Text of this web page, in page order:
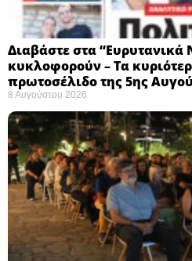
Διαβάστε στα “Ευρυτανικά
κυκλοφορούν – Τα
πρωτοσέλιδο της 5ης
8 Αυγούστου 2026